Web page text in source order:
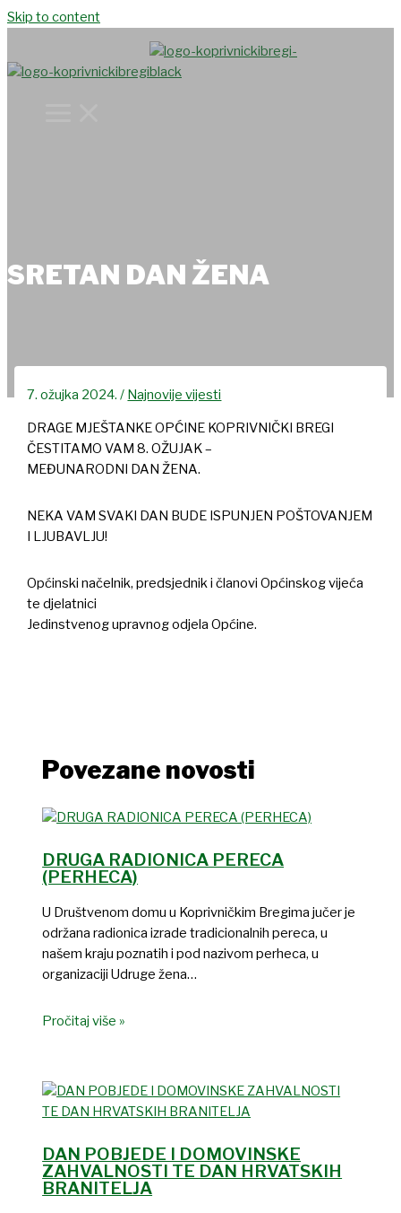
Skip to content
SRETAN DAN ŽENA
7. ožujka 2024./ Najnovije vijesti
DRAGE MJEŠTANKE OPĆINE KOPRIVNIČKI BREGI
ČESTITAMO VAM 8. OŽUJAK –
MEĐUNARODNI DAN ŽENA.
NEKA VAM SVAKI DAN BUDE ISPUNJEN POŠTOVANJEM
I LJUBAVLJU!
Općinski načelnik, predsjednik i članovi Općinskog vijeća
te djelatnici
Jedinstvenog upravnog odjela Općine.
Povezane novosti
DRUGA RADIONICA PERECA
(PERHECA)
U Društvenom domu u Koprivničkim Bregima jučer je
održana radionica izrade tradicionalnih pereca, u
našem kraju poznatih i pod nazivom perheca, u
organizaciji Udruge žena…
Pročitaj više »
DAN POBJEDE I DOMOVINSKE
ZAHVALNOSTI TE DAN HRVATSKIH
BRANITELJA